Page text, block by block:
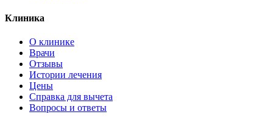
Клиника
О клинике
Врачи
Отзывы
Истории лечения
Цены
Справка для вычета
Вопросы и ответы